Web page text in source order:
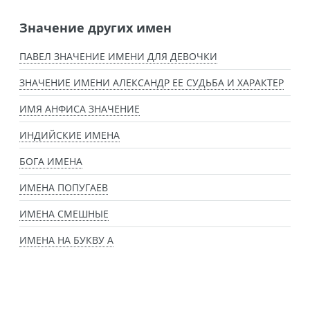
Значение других имен
ПАВЕЛ ЗНАЧЕНИЕ ИМЕНИ ДЛЯ ДЕВОЧКИ
ЗНАЧЕНИЕ ИМЕНИ АЛЕКСАНДР ЕЕ СУДЬБА И ХАРАКТЕР
ИМЯ АНФИСА ЗНАЧЕНИЕ
ИНДИЙСКИЕ ИМЕНА
БОГА ИМЕНА
ИМЕНА ПОПУГАЕВ
ИМЕНА СМЕШНЫЕ
ИМЕНА НА БУКВУ А